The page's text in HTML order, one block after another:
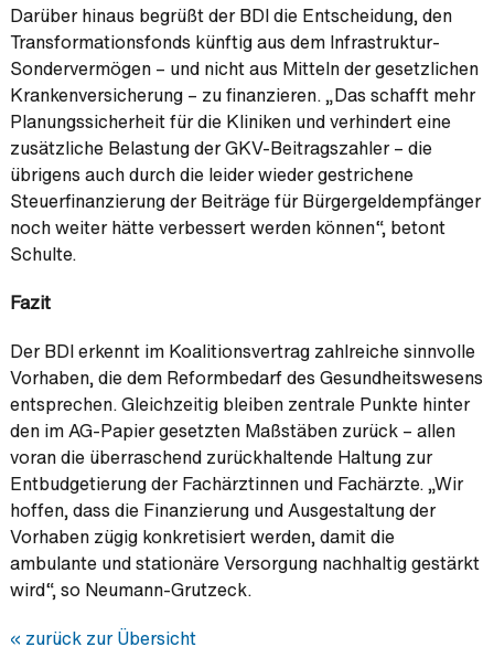
Darüber hinaus begrüßt der BDI die Entscheidung, den
Transformationsfonds künftig aus dem Infrastruktur-
Sondervermögen – und nicht aus Mitteln der gesetzlichen
Krankenversicherung – zu finanzieren. „Das schafft mehr
Planungssicherheit für die Kliniken und verhindert eine
zusätzliche Belastung der GKV-Beitragszahler – die
übrigens auch durch die leider wieder gestrichene
Steuerfinanzierung der Beiträge für Bürgergeldempfänger
noch weiter hätte verbessert werden können“, betont
Schulte.
Fazit
Der BDI erkennt im Koalitionsvertrag zahlreiche sinnvolle
Vorhaben, die dem Reformbedarf des Gesundheitswesens
entsprechen. Gleichzeitig bleiben zentrale Punkte hinter
den im AG-Papier gesetzten Maßstäben zurück – allen
voran die überraschend zurückhaltende Haltung zur
Entbudgetierung der Fachärztinnen und Fachärzte. „Wir
hoffen, dass die Finanzierung und Ausgestaltung der
Vorhaben zügig konkretisiert werden, damit die
ambulante und stationäre Versorgung nachhaltig gestärkt
wird“, so Neumann-Grutzeck.
« zurück zur Übersicht